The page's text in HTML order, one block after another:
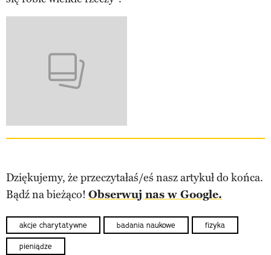
Dziękujemy, że przeczytałaś/eś nasz artykuł do końca.
Bądź na bieżąco! Obserwuj nas w Google.
akcje charytatywne badania naukowe fizyka
pieniądze